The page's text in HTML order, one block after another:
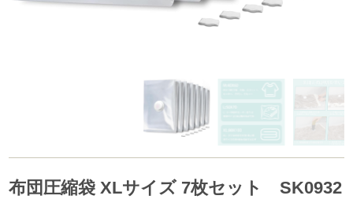
布団圧縮袋 XLサイズ 7枚セット SK0932